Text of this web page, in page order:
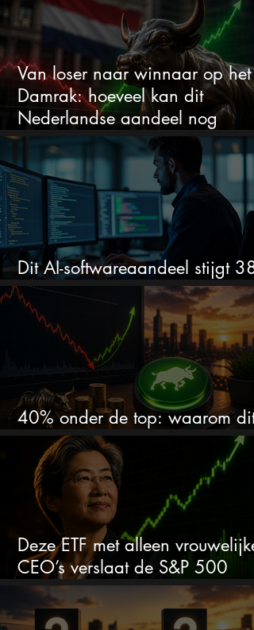
Van loser naar winnaar op het
Damrak: hoeveel kan dit
Nederlandse aandeel nog
stijgen?
Dit AI-softwareaandeel stijgt
en zet de SaaS-crash op zijn
40% onder de top: waarom dit
aandeel weer interessant wordt
Deze ETF met alleen vrouwelijke
CEO’s verslaat de S&P 500
keihard